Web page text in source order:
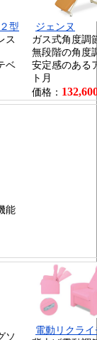
型
ス
ベ
ジェンヌ
ガス式角度調
無段階の角度
安定感のある
ト月
価格：
能
ソ
電動リクラ